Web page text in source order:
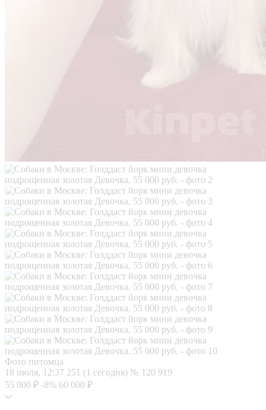
Фото питомца
18 июля, 12:37 251 (1 сегодня) № 120 919
55 000 ₽ -8% 60 000 ₽